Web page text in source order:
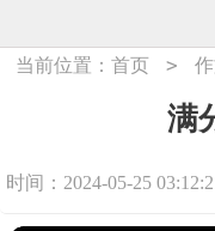
当前位置：首页 >
满
时间：2024-05-25